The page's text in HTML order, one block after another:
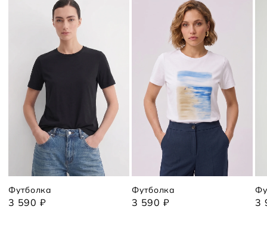
Футболка
3 590 ₽
Футболка
3 590 ₽ 3